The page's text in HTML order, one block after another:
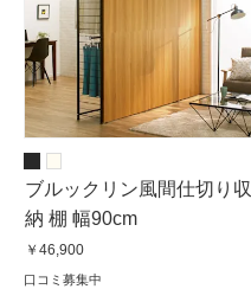
ブルックリン風間仕切り収
納 棚 幅90cm
￥46,900
口コミ募集中